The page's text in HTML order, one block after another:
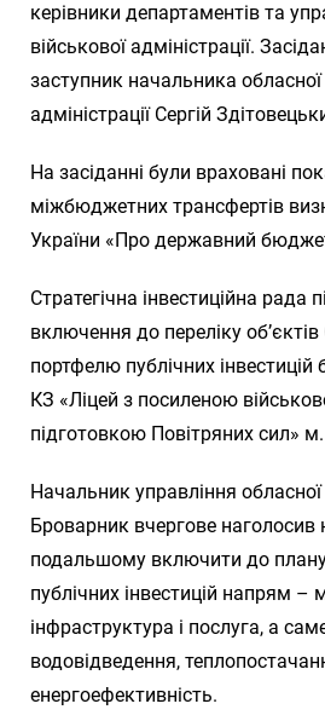
керівники департаментів та
військової адміністрації.
заступник начальника обласної
адміністрації Сергій
На засіданні були враховані
міжбюджетних трансфертів
України «Про державний
Стратегічна інвестиційна рада
включення до переліку
портфелю публічних інвестицій
КЗ «Ліцей з посиленою
підготовкою Повітряних сил»
Начальник управління
Броварник вчергове наголосив
подальшому включити до плану
публічних інвестицій напрям –
інфраструктура і послуга, а
водовідведення,
енергоефективність.